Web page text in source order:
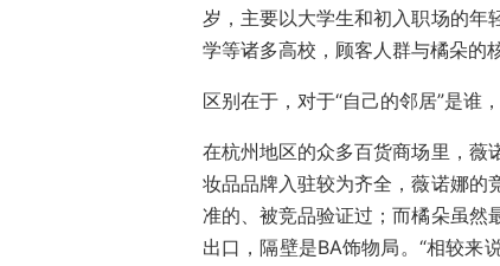
岁，主要以大学生和初入职场的年
学等诸多高校，顾客人群与橘朵的
区别在于，对于“自己的邻居”是谁
在杭州地区的众多百货商场里，薇
妆品品牌入驻较为齐全，薇诺娜的
准的、被竞品验证过；而橘朵虽然
出口，隔壁是BA饰物局。“相较来